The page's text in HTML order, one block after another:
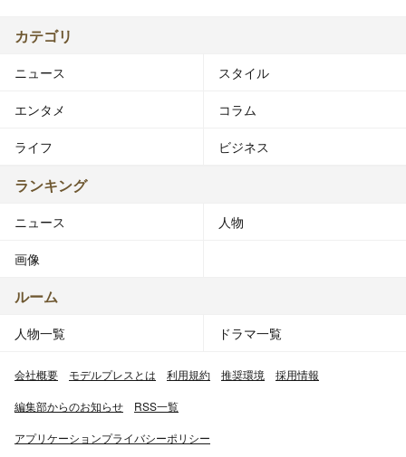
カテゴリ
ニュース スタイル
エンタメ コラム
ライフ ビジネス
ランキング
ニュース 人物
画像
ルーム
人物一覧 ドラマ一覧
会社概要 モデルプレスとは 利用規約 推奨環境 採用情報
編集部からのお知らせ RSS一覧
アプリケーションプライバシーポリシー